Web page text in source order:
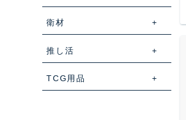
衛材
推し活
TCG用品